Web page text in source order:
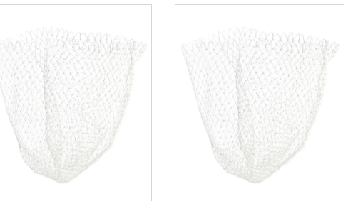
さ:アミを枠に通した時 枠の
径とほぼ同サイズ
検索用ワード】
イレン撚り紐(よりひも)あみ
切れ 丈夫 船用タモあみ
深さ:39cm
【検索用ワード】
ラバーコーティングネット 船用
替えあみ 軽量ラバーネット